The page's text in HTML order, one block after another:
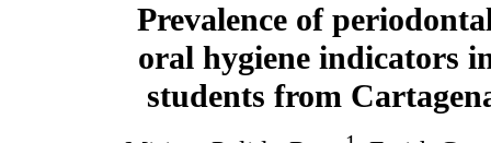
Prevalence of
oral hygiene indicators
students from